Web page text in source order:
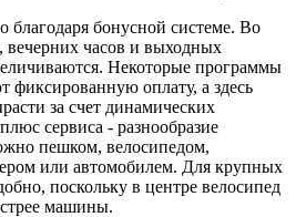
бонусной системе. Во
вечерних часов и выходных
Некоторые программы
фиксированную оплату, а здесь
за счет динамических
сервиса - разнообразие
пешком, велосипедом,
или автомобилем. Для крупных
поскольку в центре велосипед
машины.